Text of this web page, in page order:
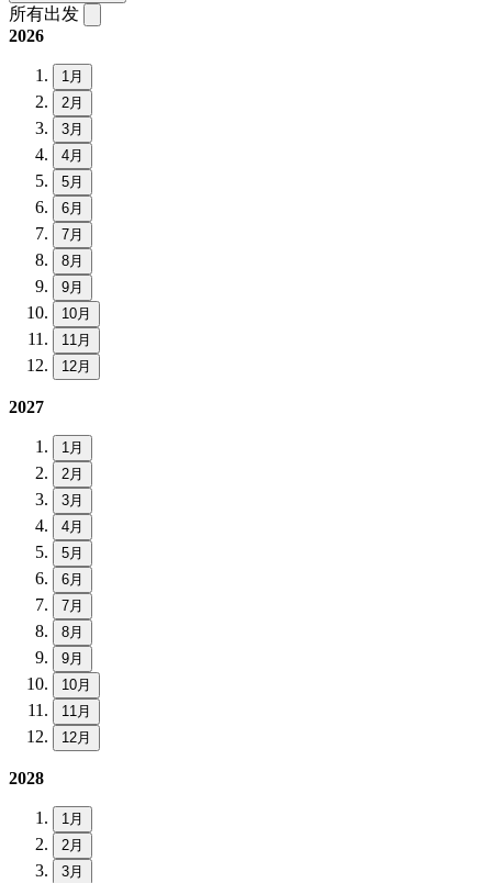
所有出发
2026
1月
2月
3月
4月
5月
6月
7月
8月
9月
10月
11月
12月
2027
1月
2月
3月
4月
5月
6月
7月
8月
9月
10月
11月
12月
2028
1月
2月
3月